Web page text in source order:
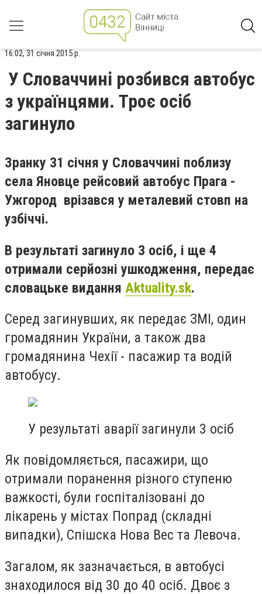
16:02, 31 січня 2015 р.
У Словаччині розбився автобус
з українцями. Троє осіб
загинуло
Зранку 31 січня у Словаччині поблизу
села Яновце рейсовий автобус Прага -
Ужгород врізався у металевий стовп на
узбіччі.
В результаті загинуло 3 осіб, і ще 4
отримали серйозні ушкодження, передає
словацьке видання Aktuality.sk.
Серед загинувших, як передає ЗМІ, один
громадянин України, а також два
громадянина Чехії - пасажир та водій
автобусу.
У результаті аварії загинули 3 осіб
Як повідомляється, пасажири, що
отримали поранення різного ступеню
важкості, були госпіталізовані до
лікарень у містах Попрад (складні
випадки), Спішска Нова Вес та Левоча.
Загалом, як зазначається, в автобусі
знаходилося від 30 до 40 осіб. Двоє з